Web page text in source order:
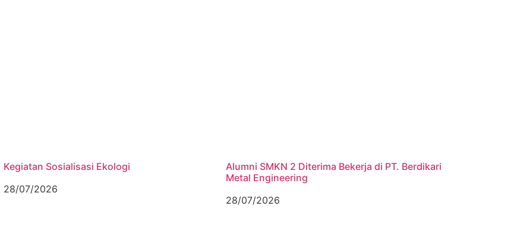
Kegiatan Sosialisasi Ekologi
28/07/2026
Alumni SMKN 2 Diterima Bekerja di PT. Berdikari
Metal Engineering
28/07/2026